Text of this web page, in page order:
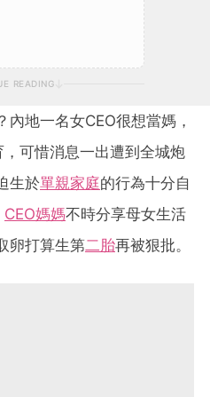
READING
地一名女CEO很想當媽，
可惜消息一出遭到全城炮
生於單親家庭的行為十分自
CEO媽媽不時分享母女生活
卵打算生第二胎再被狠批。